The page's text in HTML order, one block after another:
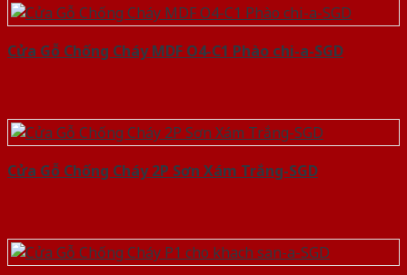
Cửa Gỗ Chống Cháy MDF O4-C1 Phào chi-a-SGD
Cửa Gỗ Chống Cháy 2P Sơn Xám Trắng-SGD